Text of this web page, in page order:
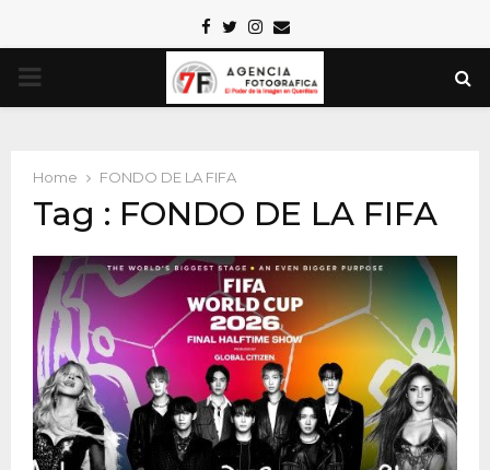
Facebook
TwitterInstagram
Email
PRIMARY
Home FONDO DE LA FIFA
Tag : FONDO DE LA FIFA